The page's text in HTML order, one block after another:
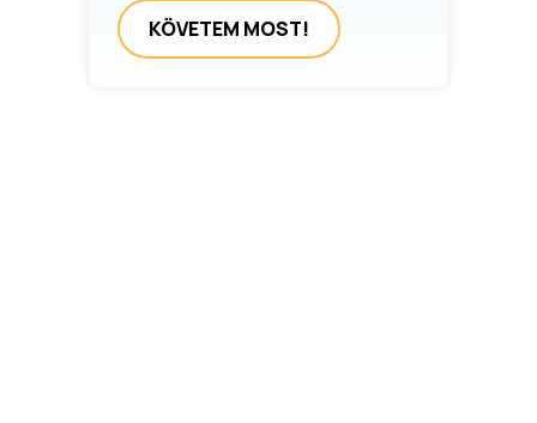
KÖVETEM MOST!